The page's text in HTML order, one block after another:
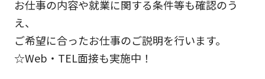
お仕事の内容や就業に関する条件等も確認のう
え、
ご希望に合ったお仕事のご説明を行います。
☆Web・TEL面接も実施中！